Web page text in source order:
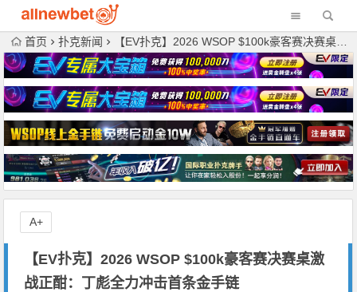
首页 扑克新闻 【EV扑克】2026 WSOP $100k豪客赛决赛桌激战正酣：丁彪全力冲击首条金手链
【EV扑克】2026 WSOP $100k豪客赛决赛桌激
战正酣：丁彪全力冲击首条金手链
A+